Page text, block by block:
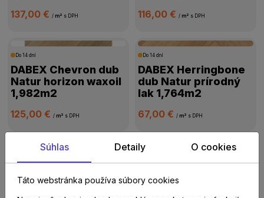
137,00 €/ m² s DPH 116,00 € / m² s DPH
Do 14 dní
DABEX Chevron dub
Natur horizon waxoil
1,982m2
125,00 €/ m² s DPH
Do 14 dní
DABEX Herringbone
dub Natur prírodný
lak 1,764m2
67,00 € / m² s DPH
Herringbone White
Súhlas Detaily O cookies
Táto webstránka používa súbory cookies